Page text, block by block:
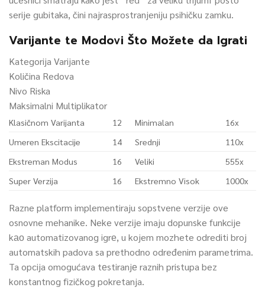
serije gubitaka, čini najrasprostranjeniju psihičku zamku.
Varijante te Modovi Što Možete da Igrati
Kategorija Varijante
Količina Redova
Nivo Riska
Maksimalni Multiplikator
Klasičnom Varijanta 12 Minimalan
16x
Umeren Ekscitacije
14 Srednji
110x
Ekstreman Modus
16 Veliki
555x
Super Verzija
16 Ekstremno Visok 1000x
Razne platform implementiraju sopstvene verzije ove
osnovne mehanike. Neke verzije imaju dopunske funkcije
kао automatizovanog igrе, u kojem mozhete odrediti broj
automatskih padova sa prethodno određenim parametrima.
Ta opcija omogućava tеstiranjе raznih pristupa bez
konstantnog fizičkog pokretanja.